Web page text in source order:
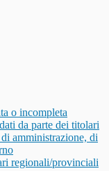
o incompleta
da parte dei titolari
amministrazione, di
regionali/provinciali